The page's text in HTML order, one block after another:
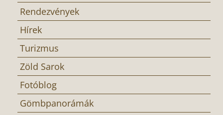
Rendezvények
Hírek
Turizmus
Zöld Sarok
Fotóblog
Gömbpanorámák